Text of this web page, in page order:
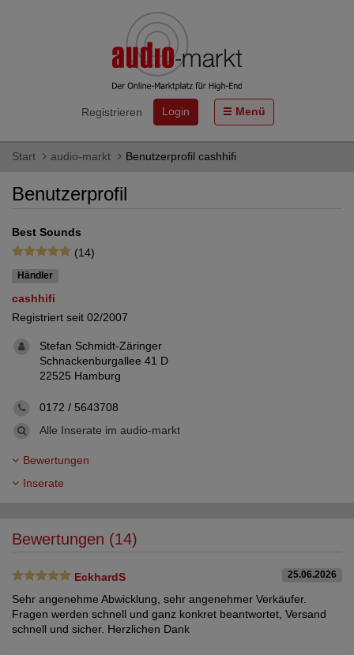
Registrieren Login Menü
Start audio-markt Benutzerprofil cashhifi
Benutzerprofil
Best Sounds
(14)
Händler
cashhifi
Registriert seit 02/2007
Stefan Schmidt-Zäringer
Schnackenburgallee 41 D
22525 Hamburg
0172 / 5643708
Alle Inserate im audio-markt
Bewertungen
Inserate
Bewertungen (14)
EckhardS 25.06.2026
Sehr angenehme Abwicklung, sehr angenehmer Verkäufer.
Fragen werden schnell und ganz konkret beantwortet, Versand
schnell und sicher. Herzlichen Dank